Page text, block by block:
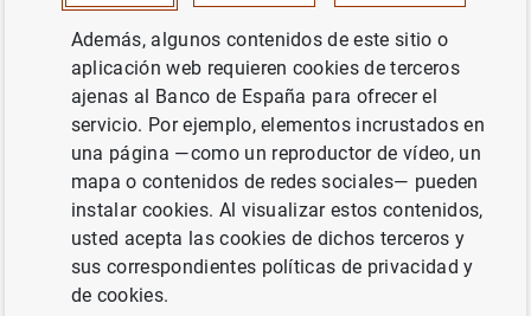
Estadísticas de fondos de inversión de la
zona del euro: enero de 2012 (52
KB
Siguiente
Balanza de pagos de la zona...
Además, algunos contenidos de este sitio o
aplicación web requieren cookies de terceros
ajenas al Banco de España para ofrecer el
servicio. Por ejemplo, elementos incrustados en
una página —como un reproductor de vídeo, un
mapa o contenidos de redes sociales— pueden
instalar cookies. Al visualizar estos contenidos,
usted acepta las cookies de dichos terceros y
sus correspondientes políticas de privacidad y
de cookies.